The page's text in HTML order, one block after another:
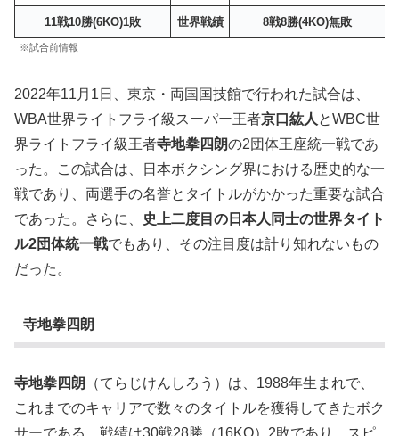
11戦10勝(6KO)1敗 世界戦績 8戦8勝(4KO)無敗
※試合前情報
2022年11月1日、東京・両国国技館で行われた試合は、
WBA世界ライトフライ級スーパー王者京口紘人 とWBC世
界ライトフライ級王者寺地拳四朗の2団体王座統一戦であ
った。この試合は、日本ボクシング界における歴史的な一
戦であり、両選手の名誉とタイトルがかかった重要な試合
であった。さらに、
史上二度目の日本人同士の世界タイト
ル2団体統一戦でもあり、その注目度は計り知れないもの
だった。
寺地拳四朗
寺地拳四朗
（てらじけんしろう）は、1988年生まれで、
これまでのキャリアで数々のタイトルを獲得してきたボク
サーである。戦績は30戦28勝（16KO）2敗であり、スピ